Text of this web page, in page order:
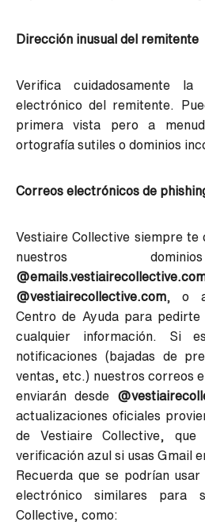
Dirección inusual del remitente
Verifica cuidadosamente
electrónico del remitente.
primera vista pero a
ortografía sutiles o dominios
Correos electrónicos de
Vestiaire Collective siempre te
nuestros
@vestiairecollective.com , o
Centro de Ayuda para pedirte
cualquier información. Si
notificaciones (bajadas de
ventas, etc.) nuestros correos
enviarán desde
actualizaciones oficiales
de Vestiaire Collective,
verificación azul si usas Gmail
Recuerda que se podrían
electrónico similares para
Collective, como: